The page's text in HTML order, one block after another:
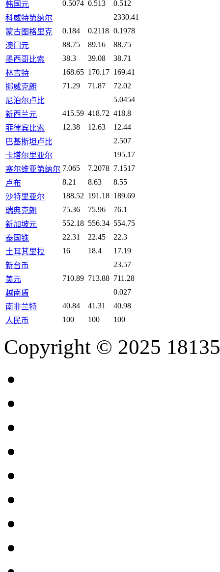
韩国元 0.5074 0.513
0.512
科威特第纳尔
2330.41
蒙古图格里克
0.184 0.2118 0.1978
澳门元
88.75 89.16
88.75
墨西哥比索
38.3 39.08
38.71
林吉特
168.65 170.17 169.41
挪威克朗
71.29 71.87
72.02
尼泊尔卢比
5.0454
新西兰元
415.59 418.72 418.8
菲律宾比索
12.38 12.63
12.44
巴基斯坦卢比
2.507
卡塔尔里亚尔
195.17
塞尔维亚第纳尔 7.065 7.2078 7.1517
卢布
8.21 8.63
8.55
沙特里亚尔
188.52 191.18 189.69
瑞典克朗
75.36 75.96
76.1
新加坡元
552.18 556.34 554.75
泰国铢
22.31 22.45
22.3
土耳其里拉
16 18.4
17.19
新台币
23.57
美元
710.89 713.88 711.28
越南盾
0.027
南非兰特
40.84 41.31
40.98
人民币
100 100 100
Copyright © 2025